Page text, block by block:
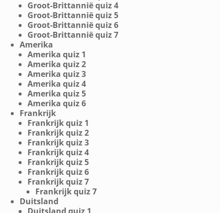
Groot-Brittannië quiz 4
Groot-Brittannië quiz 5
Groot-Brittannië quiz 6
Groot-Brittannië quiz 7
Amerika
Amerika quiz 1
Amerika quiz 2
Amerika quiz 3
Amerika quiz 4
Amerika quiz 5
Amerika quiz 6
Frankrijk
Frankrijk quiz 1
Frankrijk quiz 2
Frankrijk quiz 3
Frankrijk quiz 4
Frankrijk quiz 5
Frankrijk quiz 6
Frankrijk quiz 7
Frankrijk quiz 7
Duitsland